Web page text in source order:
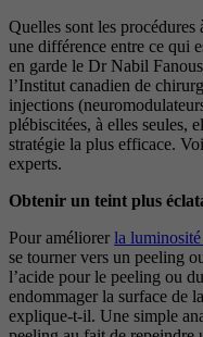
Quelles sont les procédures
une différence entre ce qui
en garde le Dr Nabil
l’Institut canadien de
injections
plébiscitées, à elles seules,
stratégie la plus efficace.
experts.
Obtenir un teint plus
Pour améliorer la
se tourner vers un peeling
l’acide pour le peeling ou
endommager la surface de
explique-t-il. Une simple